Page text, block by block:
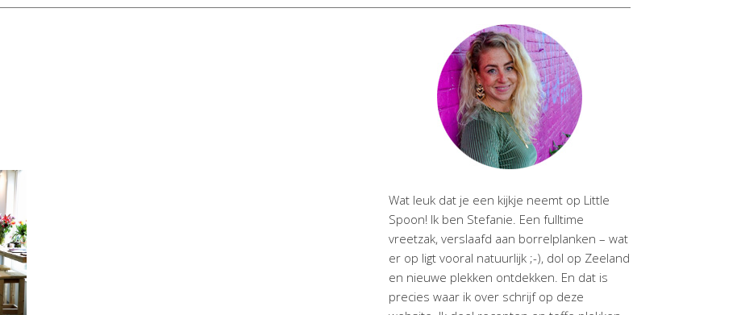
Wat leuk dat je een kijkje neemt op Little
Spoon! Ik ben Stefanie. Een fulltime
vreetzak, verslaafd aan borrelplanken – wat
er op ligt vooral natuurlijk ;-), dol op Zeeland
en nieuwe plekken ontdekken. En dat is
precies waar ik over schrijf op deze